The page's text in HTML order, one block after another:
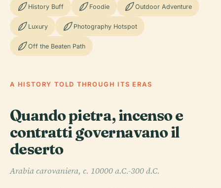
History Buff Foodie Outdoor Adventure
Luxury Photography Hotspot
Off the Beaten Path
A HISTORY TOLD THROUGH ITS ERAS
Quando pietra, incenso e
contratti governavano il
deserto
Arabia carovaniera, c. 10000 a.C.-300 d.C.